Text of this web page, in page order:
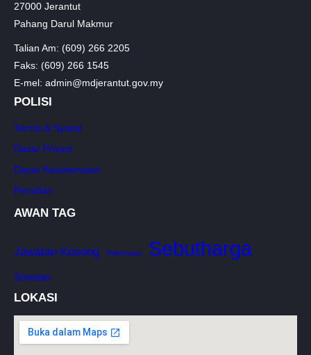
27000 Jerantut
Pahang Darul Makmur
Talian Am: (609) 266 2205
Faks: (609) 266 1545
E-mel: admin@mdjerantut.gov.my
POLISI
Terma & Syarat
Dasar Privasi
Dasar Keselamatan
Penafian
AWAN TAG
Jawatan Kosong Pelesenan Sebutharga
Sewaan
LOKASI